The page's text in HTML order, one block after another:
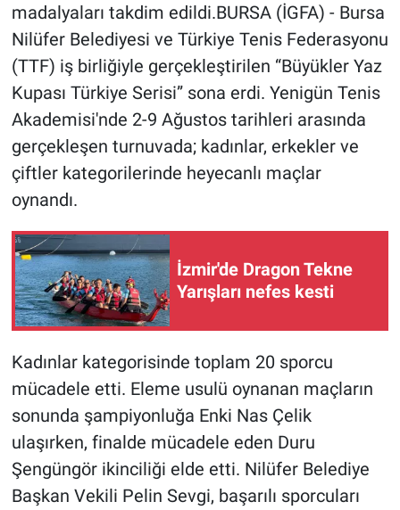
madalyaları takdim edildi.BURSA (İGFA) - Bursa
Nilüfer Belediyesi ve Türkiye Tenis Federasyonu
(TTF) iş birliğiyle gerçekleştirilen “Büyükler Yaz
Kupası Türkiye Serisi” sona erdi. Yenigün Tenis
Akademisi'nde 2-9 Ağustos tarihleri arasında
gerçekleşen turnuvada; kadınlar, erkekler ve
çiftler kategorilerinde heyecanlı maçlar
oynandı.
İzmir'de Dragon Tekne
Yarışları nefes kesti
Kadınlar kategorisinde toplam 20 sporcu
mücadele etti. Eleme usulü oynanan maçların
sonunda şampiyonluğa Enki Nas Çelik
ulaşırken, finalde mücadele eden Duru
Şengüngör ikinciliği elde etti. Nilüfer Belediye
Başkan Vekili Pelin Sevgi, başarılı sporcuları